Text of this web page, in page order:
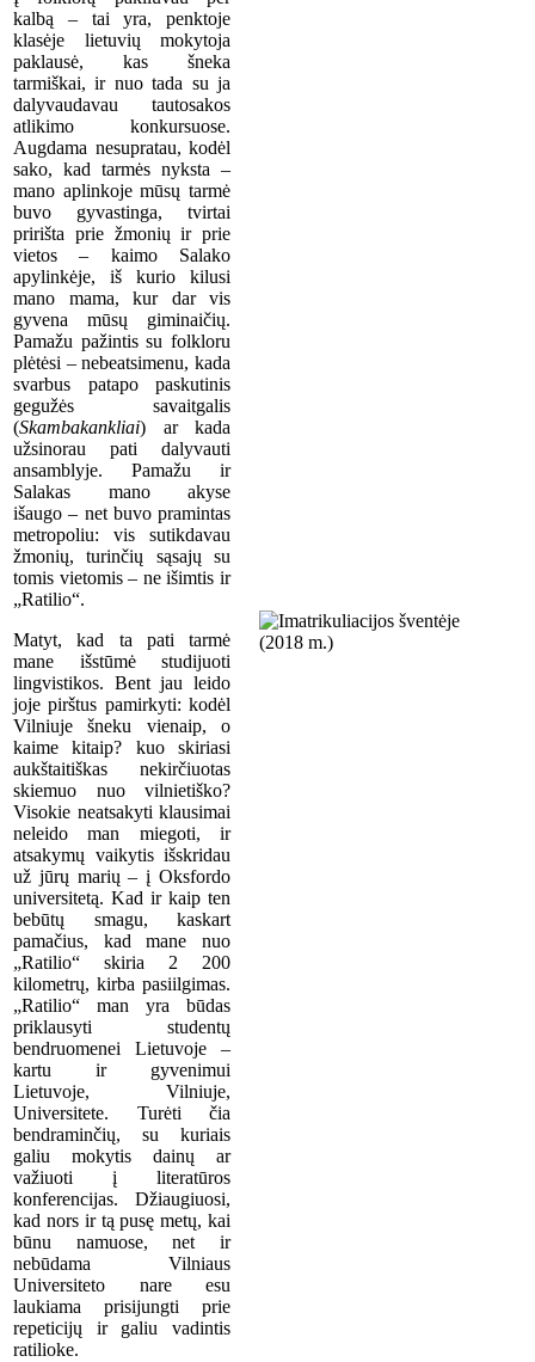
kalbą – tai yra, penktoje
klasėje lietuvių mokytoja
paklausė, kas šneka
tarmiškai, ir nuo tada su ja
dalyvaudavau tautosakos
atlikimo konkursuose.
Augdama nesupratau, kodėl
sako, kad tarmės nyksta –
mano aplinkoje mūsų tarmė
buvo gyvastinga, tvirtai
pririšta prie žmonių ir prie
vietos – kaimo Salako
apylinkėje, iš kurio kilusi
mano mama, kur dar vis
gyvena mūsų giminaičių.
Pamažu pažintis su folkloru
plėtėsi – nebeatsimenu, kada
svarbus patapo paskutinis
gegužės savaitgalis
(Skambakankliai) ar kada
užsinorau pati dalyvauti
ansamblyje. Pamažu ir
Salakas mano akyse
išaugo – net buvo pramintas
metropoliu: vis sutikdavau
žmonių, turinčių sąsajų su
tomis vietomis – ne išimtis ir
„Ratilio“.
Matyt, kad ta pati tarmė
mane išstūmė studijuoti
lingvistikos. Bent jau leido
joje pirštus pamirkyti: kodėl
Vilniuje šneku vienaip, o
kaime kitaip? kuo skiriasi
aukštaitiškas nekirčiuotas
skiemuo nuo vilnietiško?
Visokie neatsakyti klausimai
neleido man miegoti, ir
atsakymų vaikytis išskridau
už jūrų marių – į Oksfordo
universitetą. Kad ir kaip ten
bebūtų smagu, kaskart
pamačius, kad mane nuo
„Ratilio“ skiria 2 200
kilometrų, kirba pasiilgimas.
„Ratilio“ man yra būdas
priklausyti studentų
bendruomenei Lietuvoje –
kartu ir gyvenimui
Lietuvoje, Vilniuje,
Universitete. Turėti čia
bendraminčių, su kuriais
galiu mokytis dainų ar
važiuoti į literatūros
konferencijas. Džiaugiuosi,
kad nors ir tą pusę metų, kai
būnu namuose, net ir
nebūdama Vilniaus
Universiteto nare esu
laukiama prisijungti prie
repeticijų ir galiu vadintis
ratilioke.